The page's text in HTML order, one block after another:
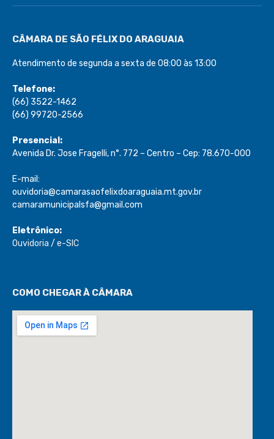
CÂMARA DE SÃO FÉLIX DO ARAGUAIA
Atendimento de segunda a sexta de 08:00 às 13:00
Telefone:
(66) 3522-1462
(66) 99720-2566
Presencial:
Avenida Dr. Jose Fragelli, n°. 772 – Centro – Cep: 78.670-000
E-mail:
ouvidoria@camarasaofelixdoaraguaia.mt.gov.br
camaramunicipalsfa@gmail.com
Eletrônico:
Ouvidoria / e-SIC
COMO CHEGAR À CÂMARA